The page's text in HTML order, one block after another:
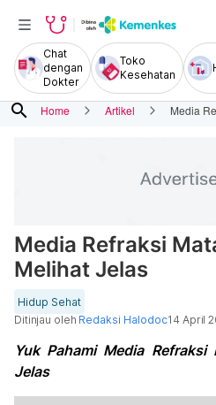
Chat
dengan
Dokter
Toko
Kesehatan
search Home Artikel Media
Media Refraksi
Melihat Jelas
Hidup Sehat
Ditinjau oleh Redaksi Halodoc14 April
Yuk Pahami Media
Jelas